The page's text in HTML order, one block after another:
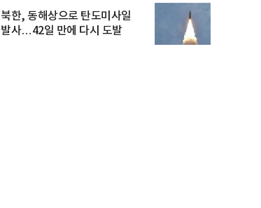
북한, 동해상으로 탄도미사일
발사…42일 만에 다시 도발